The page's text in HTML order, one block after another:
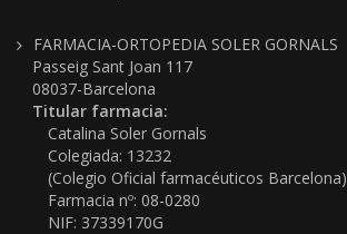
FARMACIA-ORTOPEDIA SOLER GORNALS
Passeig Sant Joan 117
08037-Barcelona
Titular farmacia:
Catalina Soler Gornals
Colegiada: 13232
(Colegio Oficial farmacéuticos Barcelona)
Farmacia nº: 08-0280
NIF: 37339170G